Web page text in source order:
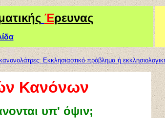
Έρευνας
Εκκλησιαστικό πρόβλημα ή
Κανόνων
υπ' όψιν;